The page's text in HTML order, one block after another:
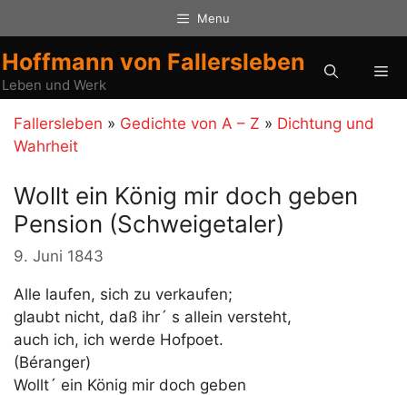
Inhalt
springen
Menu
Hoffmann von Fallersleben
Leben und Werk
Fallersleben » Gedichte von A – Z » Dichtung und
Wahrheit
Wollt ein König mir doch geben
Pension (Schweigetaler)
9. Juni 1843
Alle laufen, sich zu verkaufen;
glaubt nicht, daß ihr´ s allein versteht,
auch ich, ich werde Hofpoet.
(Béranger)
Wollt´ ein König mir doch geben